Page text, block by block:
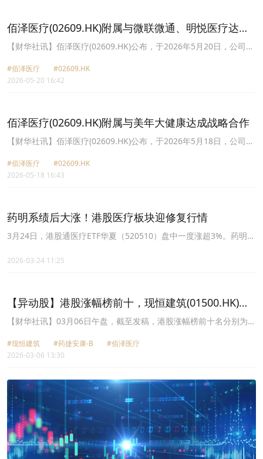
佰泽医疗(02609.HK)附属与微联微通、明悦医疗达成
战略合作
【财华社讯】佰泽医疗(02609.HK)公布，于2026年5月20日，公司的
签署了战略合作协议。微联微通与明悦医疗均为微创医疗科学有限公
司(00853.HK)的附属公司。根据战略合作协议，三方将在供应链合
科建设：三方将在集团旗下医院共同建设区域性心血管及脑血管诊疗
中心，在设备技术、专家资源及场地设施方面开展合作。手术机器人
诊疗中心建设：三方将在集团旗下医院共同建设内窥镜及骨科手术机
业化智能平台。
#佰泽医疗
#02609.HK
2026-05-20 16:42
佰泽医疗(02609.HK)附属与美年大健康达成战略合作
【财华社讯】佰泽医疗(02609.HK)公布，于2026年5月18日，公司的
有限公司(002044.SZ)的附属公司，美年大健康签署了战略合作协
议，双方将基于各自优势资源，在全国范围内共同推进“预防－筛查
#佰泽医疗
#02609.HK
2026-05-18 16:43
药明系绩后大涨！港股医疗板块迎修复行情
3月24日，港股通医疗ETF华夏（520510）盘中一度涨超3%。药明合
物、三生制药和凯莱英等涨幅居前。
2026-03-24 11:25
【异动股】港股涨幅榜前十，现恒建筑(01500.HK)涨
47.93%，药捷安康-B(02617.HK)涨41.26%
【财华社讯】03月06日午盘，截至发稿，港股涨幅榜前十名分别为现
41.26%、佰泽医疗(02609.HK)涨幅24.17%、君圣泰医药-
B(02511.HK)涨幅23.26%、多想云(06696.HK)涨幅22.96%、协同通
大道(00797.HK)涨幅20.00%、森美控股(00756.HK)涨幅19.61%、怡
俊集团控股(02442.HK)涨幅19.30%。
#现恒建筑 #药捷安康-B
#佰泽医疗
2026-03-06 13:30